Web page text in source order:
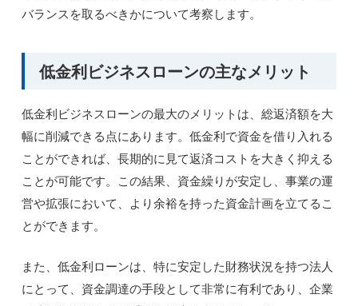
バランスを取るべきかについて考察します。
低金利ビジネスローンの主なメリット
低金利ビジネスローンの最大のメリットは、総返済額を大
幅に削減できる点にあります。低金利で資金を借り入れる
ことができれば、長期的に見て返済コストを大きく抑える
ことが可能です。この結果、資金繰りが安定し、事業の運
営や拡張において、より余裕を持った資金計画を立てるこ
とができます。
また、低金利ローンは、特に安定した財務状況を持つ法人
にとって、資金調達の手段として非常に有利であり、企業